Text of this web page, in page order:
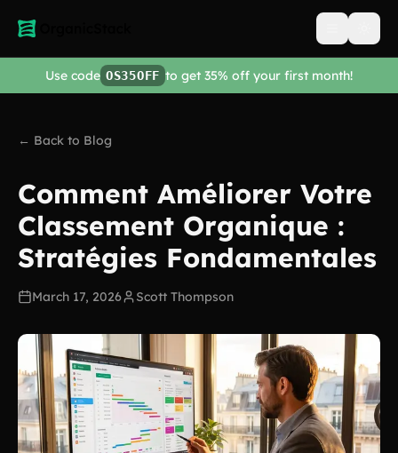
Open
Use code OS35OFF to get 35% off your first month!
← Back to Blog
Comment Améliorer Votre
Classement Organique :
Stratégies Fondamentales
March 17, 2026 Scott Thompson